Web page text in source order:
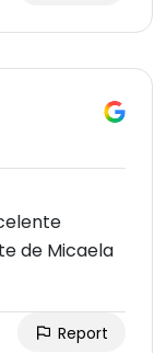
de Micaela
Report